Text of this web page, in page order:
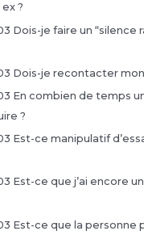
?
Dois-je faire un “silence
Dois-je recontacter mon
En combien de temps
?
Est-ce manipulatif
Est-ce que j’ai encore
Est-ce que la personne